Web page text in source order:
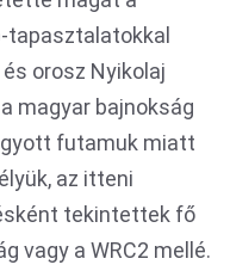
tapasztalatokkal
orosz Nyikolaj
magyar bajnokság
futamuk miatt
az itteni
tekintettek fő
vagy a WRC2 mellé.